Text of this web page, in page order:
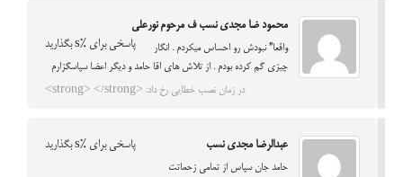
محمود ضا مجدی نسب ف مرحوم نورعلی
پاسخی برای %s بگذارید
واقعا” نبودش رو احساس میکردم . انگار
چیزی گم کرده بودم . از تلاش های اقا حامد و دیگر اعضا سپاسگزارم
در زمان نصب خطایی رخ داد: <strong> </strong>
عبدالرضا مجدي نسب پاسخی برای %s بگذارید
حامد جان سپاس از تمامي زحماتت